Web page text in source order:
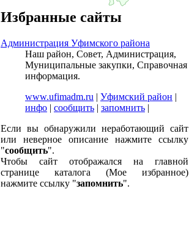
Избранные сайты
Администрация Уфимского района
Наш район, Совет, Администрация,
Муниципальные закупки, Справочная
информация.
www.ufimadm.ru | Уфимский район |
инфо | сообщить | запомнить |
Если вы обнаружили неработающий сайт
или неверное описание нажмите ссылку
"сообщить".
Чтобы сайт отображался на главной
странице каталога (Мое избранное)
нажмите ссылку "запомнить".